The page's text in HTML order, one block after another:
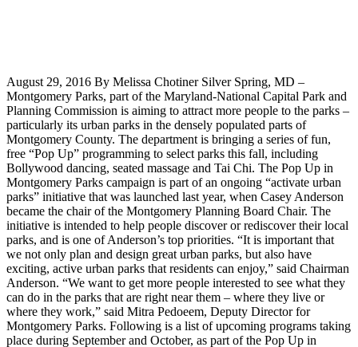
August 29, 2016 By Melissa Chotiner Silver Spring, MD –
Montgomery Parks, part of the Maryland-National Capital Park and
Planning Commission is aiming to attract more people to the parks –
particularly its urban parks in the densely populated parts of
Montgomery County. The department is bringing a series of fun,
free “Pop Up” programming to select parks this fall, including
Bollywood dancing, seated massage and Tai Chi. The Pop Up in
Montgomery Parks campaign is part of an ongoing “activate urban
parks” initiative that was launched last year, when Casey Anderson
became the chair of the Montgomery Planning Board Chair. The
initiative is intended to help people discover or rediscover their local
parks, and is one of Anderson’s top priorities. “It is important that
we not only plan and design great urban parks, but also have
exciting, active urban parks that residents can enjoy,” said Chairman
Anderson. “We want to get more people interested to see what they
can do in the parks that are right near them – where they live or
where they work,” said Mitra Pedoeem, Deputy Director for
Montgomery Parks. Following is a list of upcoming programs taking
place during September and October, as part of the Pop Up in